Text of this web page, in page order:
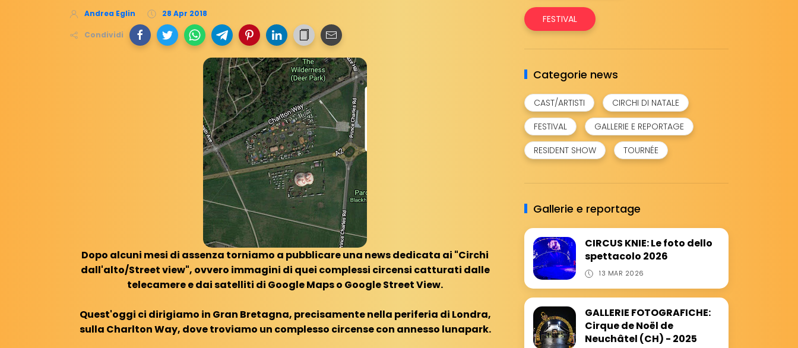
Andrea Eglin 28 Apr 2018
Condividi
Dopo alcuni mesi di assenza torniamo a pubblicare una news dedicata ai "Circhi
dall'alto/Street view", ovvero immagini di quei complessi circensi catturati dalle
telecamere e dai satelliti di Google Maps o Google Street View.
Quest'oggi ci dirigiamo in Gran Bretagna, precisamente nella periferia di Londra,
sulla Charlton Way, dove troviamo un complesso circense con annesso lunapark.
FESTIVAL
Categorie news
CAST/ARTISTI
CIRCHI DI NATALE
FESTIVAL
GALLERIE E REPORTAGE
RESIDENT SHOW
TOURNÉE
Gallerie e reportage
CIRCUS KNIE: Le foto dello
spettacolo 2026
13 MAR 2026
GALLERIE FOTOGRAFICHE:
Cirque de Noël de
Neuchâtel (CH) - 2025